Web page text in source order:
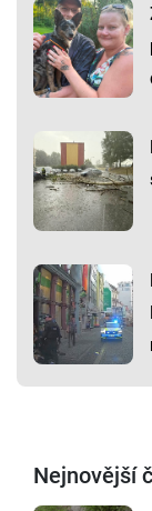
Nejnovější